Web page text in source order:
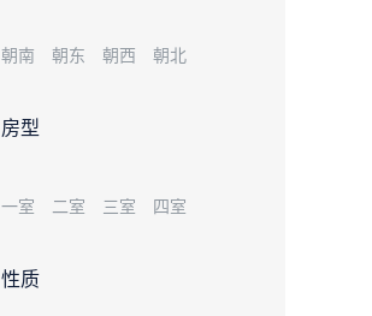
朝南 朝东 朝西 朝北
房型
一室 二室 三室 四室
性质